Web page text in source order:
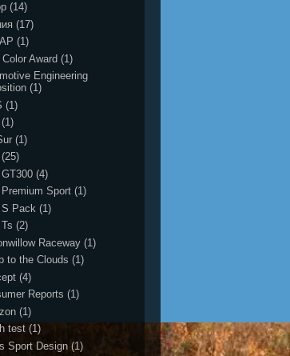
(14)
(17)
(1)
Award (1)
Engineering
(1)
(1)
(1)
(1)
(25)
(4)
Premium Sport (1)
S Pack (1)
(2)
Raceway (1)
to the Clouds (1)
(4)
Reports (1)
(1)
test (1)
Sport Design (1)